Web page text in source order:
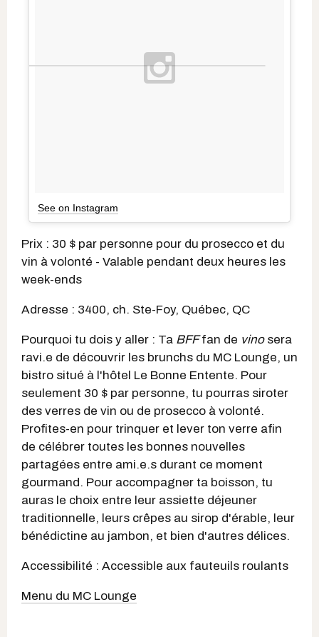
See on Instagram
Prix : 30 $ par personne pour du prosecco et du
vin à volonté - Valable pendant deux heures les
week-ends
Adresse : 3400, ch. Ste-Foy, Québec, QC
Pourquoi tu dois y aller : Ta BFFfan de vinosera
ravi.e de découvrir les brunchs du MC Lounge, un
bistro situé à l'hôtel Le Bonne Entente. Pour
seulement 30 $ par personne, tu pourras siroter
des verres de vin ou de prosecco à volonté.
Profites-en pour trinquer et lever ton verre afin
de célébrer toutes les bonnes nouvelles
partagées entre ami.e.s durant ce moment
gourmand. Pour accompagner ta boisson, tu
auras le choix entre leur assiette déjeuner
traditionnelle, leurs crêpes au sirop d'érable, leur
bénédictine au jambon, et bien d'autres délices.
Accessibilité : Accessible aux fauteuils roulants
Menu du MC Lounge